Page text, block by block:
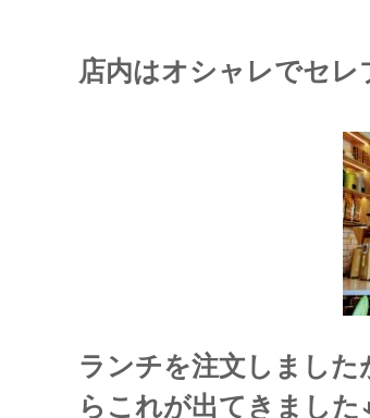
店内はオシャレでセレ
ランチを注文しまし
らこれが出てきました